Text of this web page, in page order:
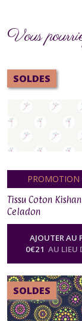
Vous
SOLDES
PROMOTION
Tissu Coton
Celadon
AJOUTER AU
0€21 AU LIEU
SOLDES